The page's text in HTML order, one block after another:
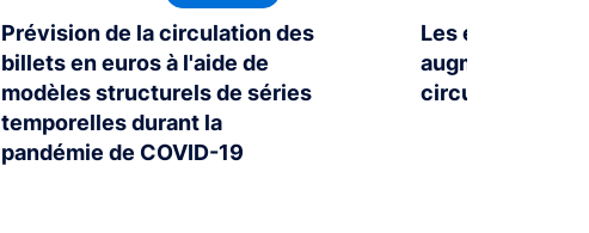
Prévision de la circulation des
billets en euros à l'aide de
modèles structurels de séries
temporelles durant la
pandémie de COVID-19
Les émissions
augmentent et
circulation se